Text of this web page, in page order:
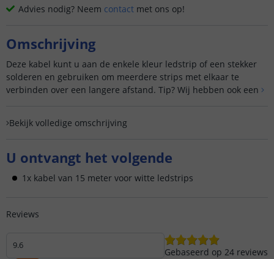
Advies nodig? Neem contact met ons op!
Omschrijving
Deze kabel kunt u aan de enkele kleur ledstrip of een stekker
solderen en gebruiken om meerdere strips met elkaar te
verbinden over een langere afstand. Tip? Wij hebben ook een
Bekijk volledige omschrijving
U ontvangt het volgende
1x kabel van 15 meter voor witte ledstrips
Reviews
9.6
Gebaseerd op 24 reviews